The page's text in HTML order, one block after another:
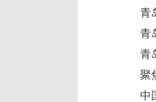
青
聚
中